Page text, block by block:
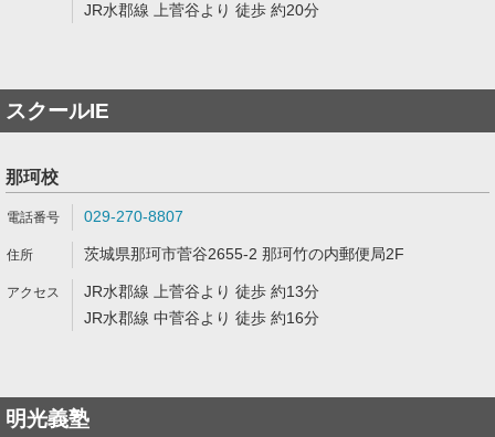
JR水郡線 上菅谷より 徒歩 約20分
スクールIE
那珂校
029-270-8807
茨城県那珂市菅谷2655-2 那珂竹の内郵便局2F
JR水郡線 上菅谷より 徒歩 約13分
JR水郡線 中菅谷より 徒歩 約16分
明光義塾